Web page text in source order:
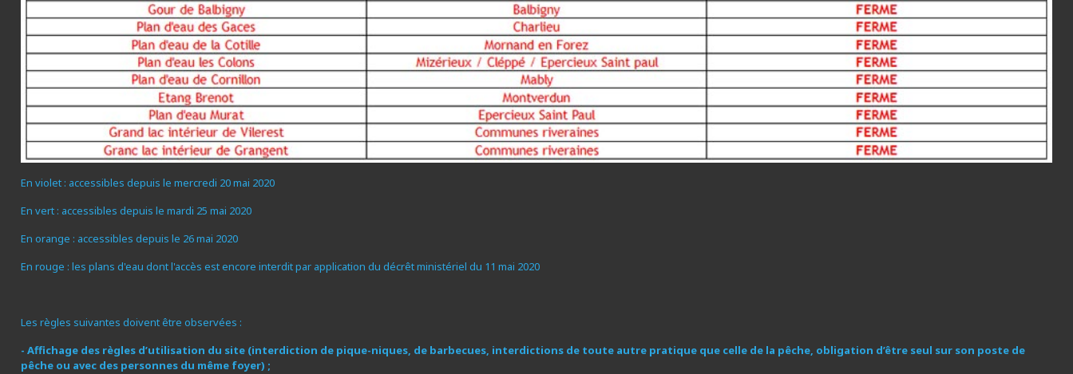
En violet : accessibles depuis le mercredi 20 mai 2020
En vert : accessibles depuis le mardi 25 mai 2020
En orange : accessibles depuis le 26 mai 2020
En rouge : les plans d'eau dont l'accès est encore interdit par application du décrêt ministériel du 11 mai 2020
Les règles suivantes doivent être observées :
- Affichage des règles d’utilisation du site (interdiction de pique-niques, de barbecues, interdictions de toute autre pratique que celle de la pêche, obligation d’être seul sur son poste de
pêche ou avec des personnes du même foyer) ;